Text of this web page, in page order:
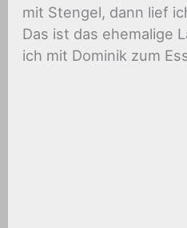
mit Stengel, dann lief
Das ist das ehemalige
ich mit Dominik zum